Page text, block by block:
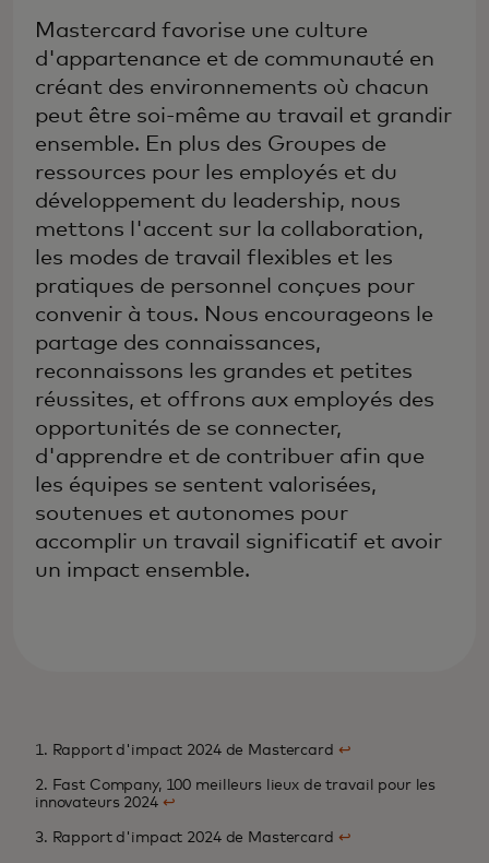
Mastercard favorise une culture
d'appartenance et de communauté en
créant des environnements où chacun
peut être soi-même au travail et grandir
ensemble. En plus des Groupes de
ressources pour les employés et du
développement du leadership, nous
mettons l'accent sur la collaboration,
les modes de travail flexibles et les
pratiques de personnel conçues pour
convenir à tous. Nous encourageons le
partage des connaissances,
reconnaissons les grandes et petites
réussites, et offrons aux employés des
opportunités de se connecter,
d'apprendre et de contribuer afin que
les équipes se sentent valorisées,
soutenues et autonomes pour
accomplir un travail significatif et avoir
un impact ensemble.
1. Rapport d'impact 2024 de Mastercard ↩
2. Fast Company, 100 meilleurs lieux de travail pour les
innovateurs 2024 ↩
3. Rapport d'impact 2024 de Mastercard ↩